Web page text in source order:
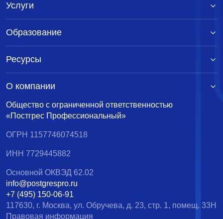
Общество с ограниченной ответственностью
«Постгрес Профессиональный»
ОГРН 1157746074518
ИНН 7729445882
Основной ОКВЭД 62.02
info@postgrespro.ru
+7 (495) 150-06-91
117630, г. Москва, ул. Обручева, д. 23, стр. 1, помещ. 33Н
Правовая информация
Услуги
Образование
Ресурсы
О компании